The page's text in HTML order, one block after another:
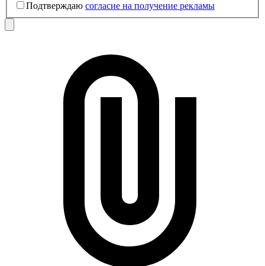
Подтверждаю согласие на получение рекламы